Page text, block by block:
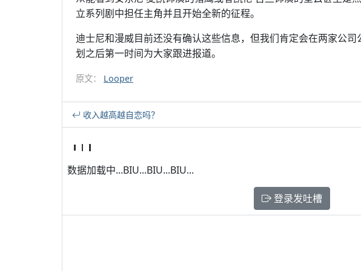
立系列剧中担任主角并且开始全新的征程。
迪士尼和漫威目前还没有确认这些信息，但我们肯定会在两家公
划之后第一时间为大家跟进报道。
原文： Looper
收入越高越自恋吗？
数据加载中...BIU...BIU...BIU...
登录发吐槽